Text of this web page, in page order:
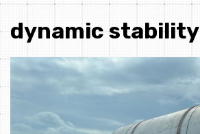
dynamic stability